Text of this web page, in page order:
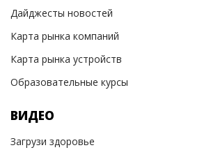
Дайджесты новостей
Карта рынка компаний
Карта рынка устройств
Образовательные курсы
ВИДЕО
Загрузи здоровье